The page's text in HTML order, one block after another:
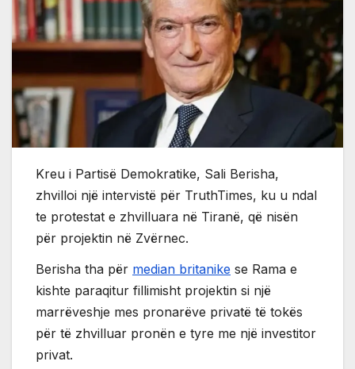
Kreu i Partisë Demokratike, Sali Berisha,
zhvilloi një intervistë për TruthTimes, ku u ndal
te protestat e zhvilluara në Tiranë, që nisën
për projektin në Zvërnec.
Berisha tha për median britanike se Rama e
kishte paraqitur fillimisht projektin si një
marrëveshje mes pronarëve privatë të tokës
për të zhvilluar pronën e tyre me një investitor
privat.